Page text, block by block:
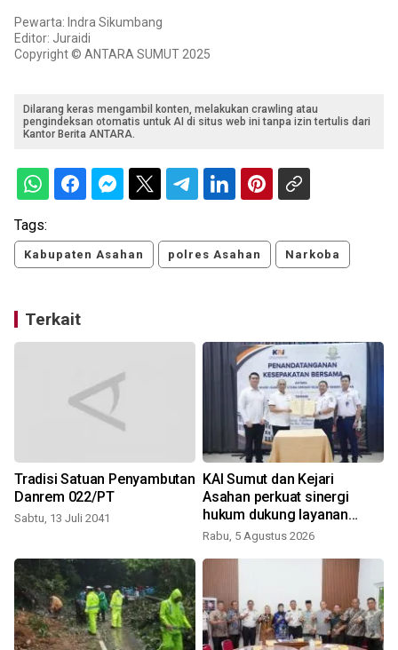
Pewarta: Indra Sikumbang
Editor: Juraidi
Copyright © ANTARA SUMUT 2025
Dilarang keras mengambil konten, melakukan crawling atau
pengindeksan otomatis untuk AI di situs web ini tanpa izin tertulis dari
Kantor Berita ANTARA.
Tags:
Kabupaten Asahan polres Asahan Narkoba
Terkait
Tradisi Satuan Penyambutan
Danrem 022/PT
Sabtu, 13 Juli 2041
KAI Sumut dan Kejari
Asahan perkuat sinergi
hukum dukung layanan
kereta api
Rabu, 5 Agustus 2026